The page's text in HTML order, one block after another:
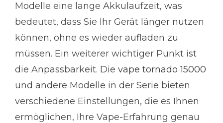
Modelle eine lange Akkulaufzeit, was
bedeutet, dass Sie Ihr Gerät länger nutzen
können, ohne es wieder aufladen zu
müssen. Ein weiterer wichtiger Punkt ist
die Anpassbarkeit. Die vape tornado 15000
und andere Modelle in der Serie bieten
verschiedene Einstellungen, die es Ihnen
ermöglichen, Ihre Vape-Erfahrung genau